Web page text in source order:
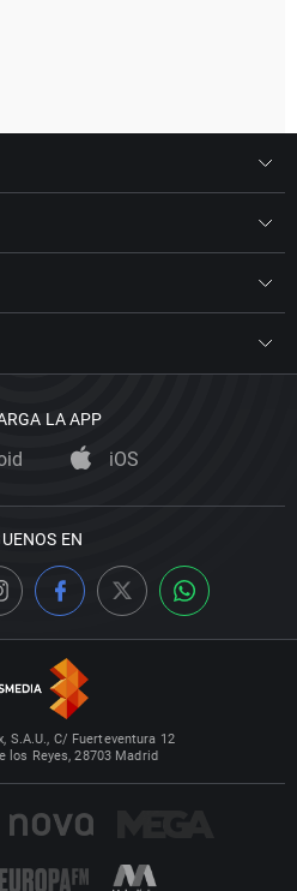
LA APP
iOS
EN
S.A.U., C/ Fuerteventura 12
los Reyes, 28703 Madrid